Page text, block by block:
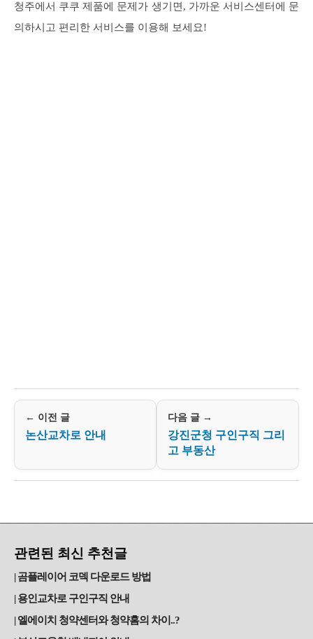
청주에서 쿠쿠 제품에 문제가 생기면, 가까운 서비스센터에 문
의하시고 편리한 서비스를 이용해 보세요!
← 이전 글
논산교차로 안내
다음 글 →
강진군청 구인구직 그리
고 부동산
관련된 최신 추천글
곰플레이어 코덱 다운로드 방법
용인교차로 구인구직 안내
엘에이치 청약센터와 청약홈의 차이..?